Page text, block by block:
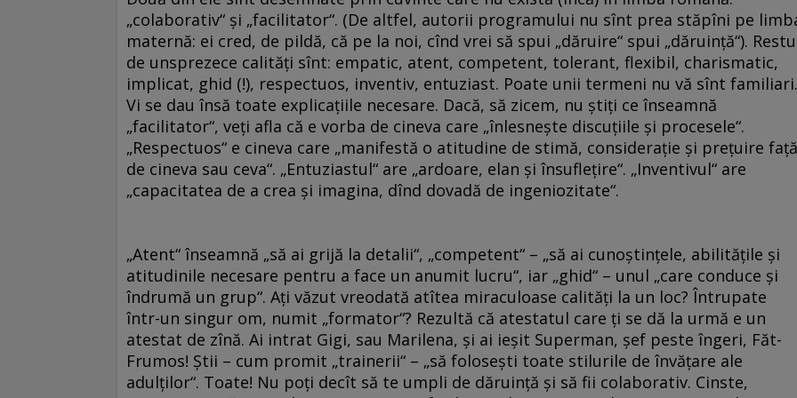
„colaborativ“ şi „facilitator“. (De altfel, autorii programului nu sînt prea stăpîni pe
maternă: ei cred, de pildă, că pe la noi, cînd vrei să spui „dăruire“ spui „dăruinţă“).
de unsprezece calităţi sînt: empatic, atent, competent, tolerant, flexibil, charismatic,
implicat, ghid (!), respectuos, inventiv, entuziast. Poate unii termeni nu vă sînt familiari.
Vi se dau însă toate explicaţiile necesare. Dacă, să zicem, nu ştiţi ce înseamnă
„facilitator“, veţi afla că e vorba de cineva care „înlesneşte discuţiile şi procesele“.
„Respectuos“ e cineva care „manifestă o atitudine de stimă, consideraţie şi preţuire faţă
de cineva sau ceva“. „Entuziastul“ are „ardoare, elan şi însufleţire“. „Inventivul“ are
„capacitatea de a crea şi imagina, dînd dovadă de ingeniozitate“.
„Atent“ înseamnă „să ai grijă la detalii“, „competent“ – „să ai cunoştinţele, abilităţile şi
atitudinile necesare pentru a face un anumit lucru“, iar „ghid“ – unul „care conduce şi
îndrumă un grup“. Aţi văzut vreodată atîtea miraculoase calităţi la un loc? Întrupate
într-un singur om, numit „formator“? Rezultă că atestatul care ţi se dă la urmă e un
atestat de zînă. Ai intrat Gigi, sau Marilena, şi ai ieşit Superman, şef peste îngeri, Făt-
Frumos! Ştii – cum promit „trainerii“ – „să foloseşti toate stilurile de învăţare ale
adulţilor“. Toate! Nu poţi decît să te umpli de dăruinţă şi să fii colaborativ. Cinste,